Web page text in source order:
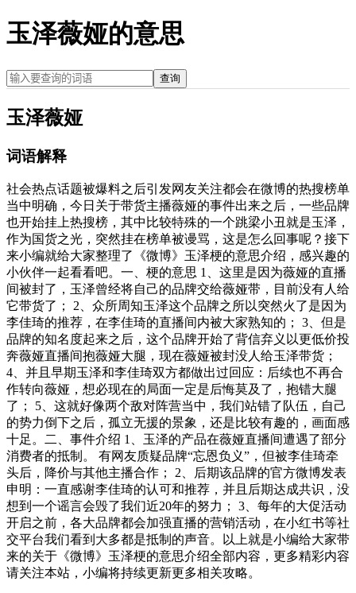
玉泽薇娅的意思
查询
玉泽薇娅
词语解释
社会热点话题被爆料之后引发网友关注都会在微博的热搜榜单
当中明确，今日关于带货主播薇娅的事件出来之后，一些品牌
也开始挂上热搜榜，其中比较特殊的一个跳梁小丑就是玉泽，
作为国货之光，突然挂在榜单被谩骂，这是怎么回事呢？接下
来小编就给大家整理了《微博》玉泽梗的意思介绍，感兴趣的
小伙伴一起看看吧。一、梗的意思 1、这里是因为薇娅的直播
间被封了，玉泽曾经将自己的品牌交给薇娅带，目前没有人给
它带货了； 2、众所周知玉泽这个品牌之所以突然火了是因为
李佳琦的推荐，在李佳琦的直播间内被大家熟知的； 3、但是
品牌的知名度起来之后，这个品牌开始了背信弃义以更低价投
奔薇娅直播间抱薇娅大腿，现在薇娅被封没人给玉泽带货；
4、并且早期玉泽和李佳琦双方都做出过回应：后续也不再合
作转向薇娅，想必现在的局面一定是后悔莫及了，抱错大腿
了； 5、这就好像两个敌对阵营当中，我们站错了队伍，自己
的势力倒下之后，孤立无援的景象，还是比较有趣的，画面感
十足。二、事件介绍 1、玉泽的产品在薇娅直播间遭遇了部分
消费者的抵制。 有网友质疑品牌“忘恩负义”，但被李佳琦牵
头后，降价与其他主播合作； 2、后期该品牌的官方微博发表
申明：一直感谢李佳琦的认可和推荐，并且后期达成共识，没
想到一个谣言会毁了我们近20年的努力； 3、每年的大促活动
开启之前，各大品牌都会加强直播的营销活动，在小红书等社
交平台我们看到大多都是抵制的声音。以上就是小编给大家带
来的关于《微博》玉泽梗的意思介绍全部内容，更多精彩内容
请关注本站，小编将持续更新更多相关攻略。